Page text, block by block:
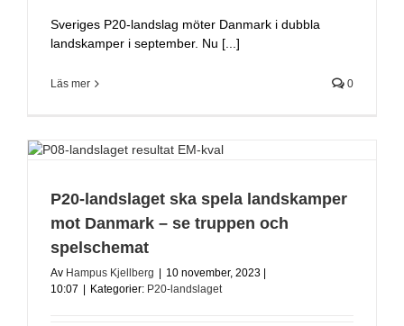
Sveriges P20-landslag möter Danmark i dubbla
landskamper i september. Nu [...]
Läs mer 0
P20-landslaget ska spela landskamper
mot Danmark – se truppen och
spelschemat
Av Hampus Kjellberg
10 november, 2023 |
10:07
Kategorier: P20-landslaget